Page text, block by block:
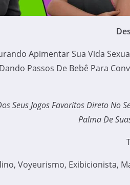
Apimentar Sua Vida
Passos De Bebê Para
Seus Jogos Favoritos Direto
Palma De
Voyeurismo, Exibicionista,